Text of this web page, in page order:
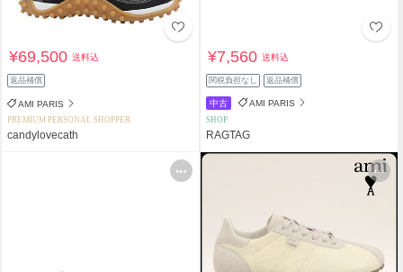
¥69,500送料込
返品補償
AMI PARIS
PREMIUM PERSONAL SHOPPER
candylovecath
¥7,560送料込
関税負担なし 返品補償
中古 AMI PARIS
SHOP
RAGTAG